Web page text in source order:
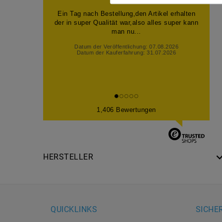
Ein Tag nach Bestellung,den Artikel erhalten
der in super Qualität war,also alles super kann
man nu...
Datum der Veröffentlichung: 07.08.2026
Datum der Kauferfahrung: 31.07.2026
1,406 Bewertungen
HERSTELLER
QUICKLINKS